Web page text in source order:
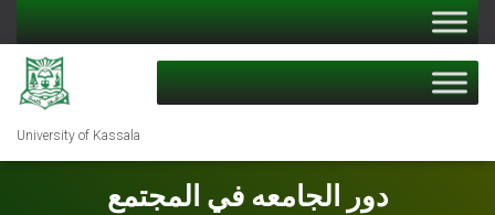
University of Kassala
دور الجامعه في المجتمع